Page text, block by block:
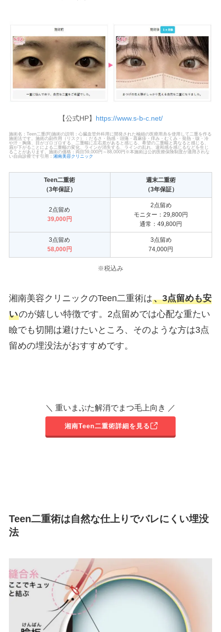
【公式HP】 https://www.s-b-c.net/
施術名：Teen二重(R)施術の説明：心臓血管外科用に開発された極細の医療用糸を使用して二重を作る
施術法です。施術の副作用（リスク）：だるさ・熱感・頭痛・蕁麻疹・痒み・むくみ・発熱・咳・冷
や汗・胸痛、目がゴロゴロする、二重幅に左右差があると感じる、希望の二重幅と異なると感じる、
眉が下がることによる二重幅の変化、ラインが消失する、ラインの乱れ、違和感を感じるなどを生じ
ることがあります。施術の価格：両目59,000円～88,000円※本施術は公的医療保険制度が適用されな
い自由診療です引用： 湘南美容クリニック
Teen二重術
（3年保証）
週末二重術
（3年保証）
2点留め
39,000円
2点留め
モニター：29,800円
通常：49,800円
3点留め
58,000円
3点留め
74,000円
※税込み
湘南美容クリニックのTeen二重術は、3点留めも安
いのが嬉しい特徴です。2点留めでは心配な重たい
瞼でも切開は避けたいところ、そのような方は3点
留めの埋没法がおすすめです。
＼ 重いまぶた解消でまつ毛上向き ／
湘南Teen二重術詳細を見る
Teen二重術は自然な仕上りでバレにくい埋没
法